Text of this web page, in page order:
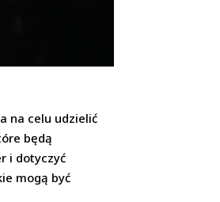
na celu udzielić
będą
i dotyczyć
mogą być